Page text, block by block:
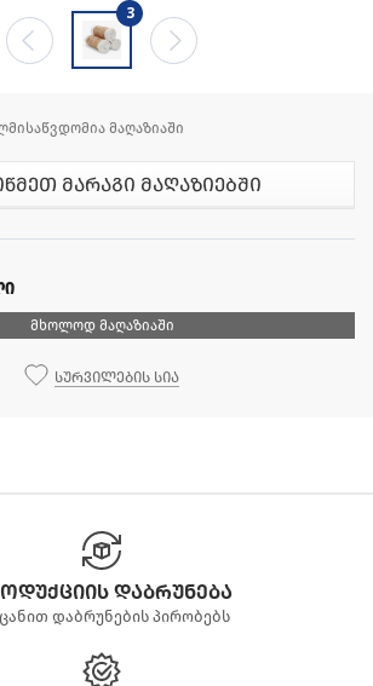
3
მაღაზიაში
მარაგი მაღაზიებში
მხოლოდ მაღაზიაში
სურვილების სია
დაბრუნება
დაბრუნების პირობებს